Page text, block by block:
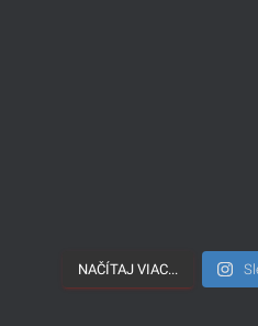
NAČÍTAJ VIAC...